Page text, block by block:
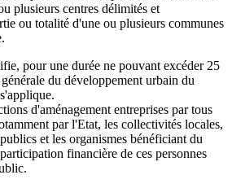
plusieurs centres délimités et
ou totalité d'une ou plusieurs communes
pour une durée ne pouvant excéder 25
du développement urbain du
d'aménagement entreprises par tous
par l'Etat, les collectivités locales,
et les organismes bénéficiant du
financière de ces personnes